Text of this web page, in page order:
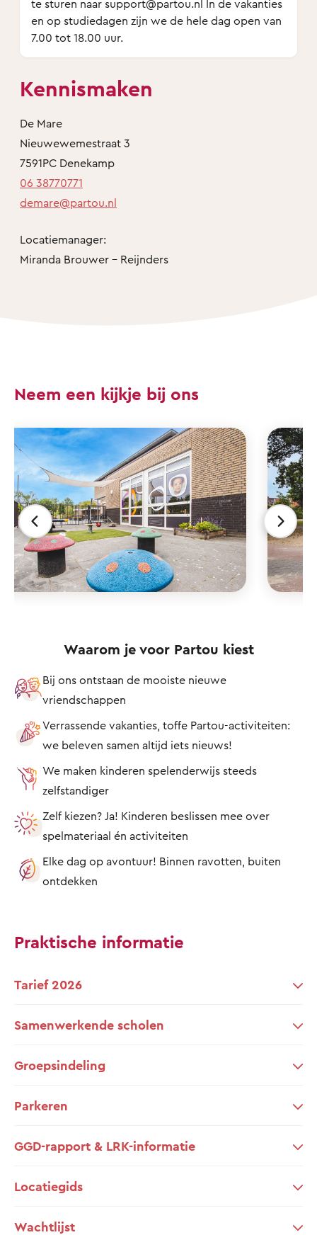
te sturen naar support@partou.nl In de vakanties
en op studiedagen zijn we de hele dag open van
7.00 tot 18.00 uur.
Kennismaken
De Mare
Nieuwewemestraat 3
7591PC Denekamp
06 38770771
demare@partou.nl
Locatiemanager:
Miranda Brouwer - Reijnders
Neem een kijkje bij ons
Waarom je voor Partou kiest
Bij ons ontstaan de mooiste nieuwe
vriendschappen
Verrassende vakanties, toffe Partou-activiteiten:
we beleven samen altijd iets nieuws!
We maken kinderen spelenderwijs steeds
zelfstandiger
Zelf kiezen? Ja! Kinderen beslissen mee over
spelmateriaal én activiteiten
Elke dag op avontuur! Binnen ravotten, buiten
ontdekken
Praktische informatie
Tarief 2026
Samenwerkende scholen
Groepsindeling
Parkeren
GGD-rapport & LRK-informatie
Locatiegids
Wachtlijst